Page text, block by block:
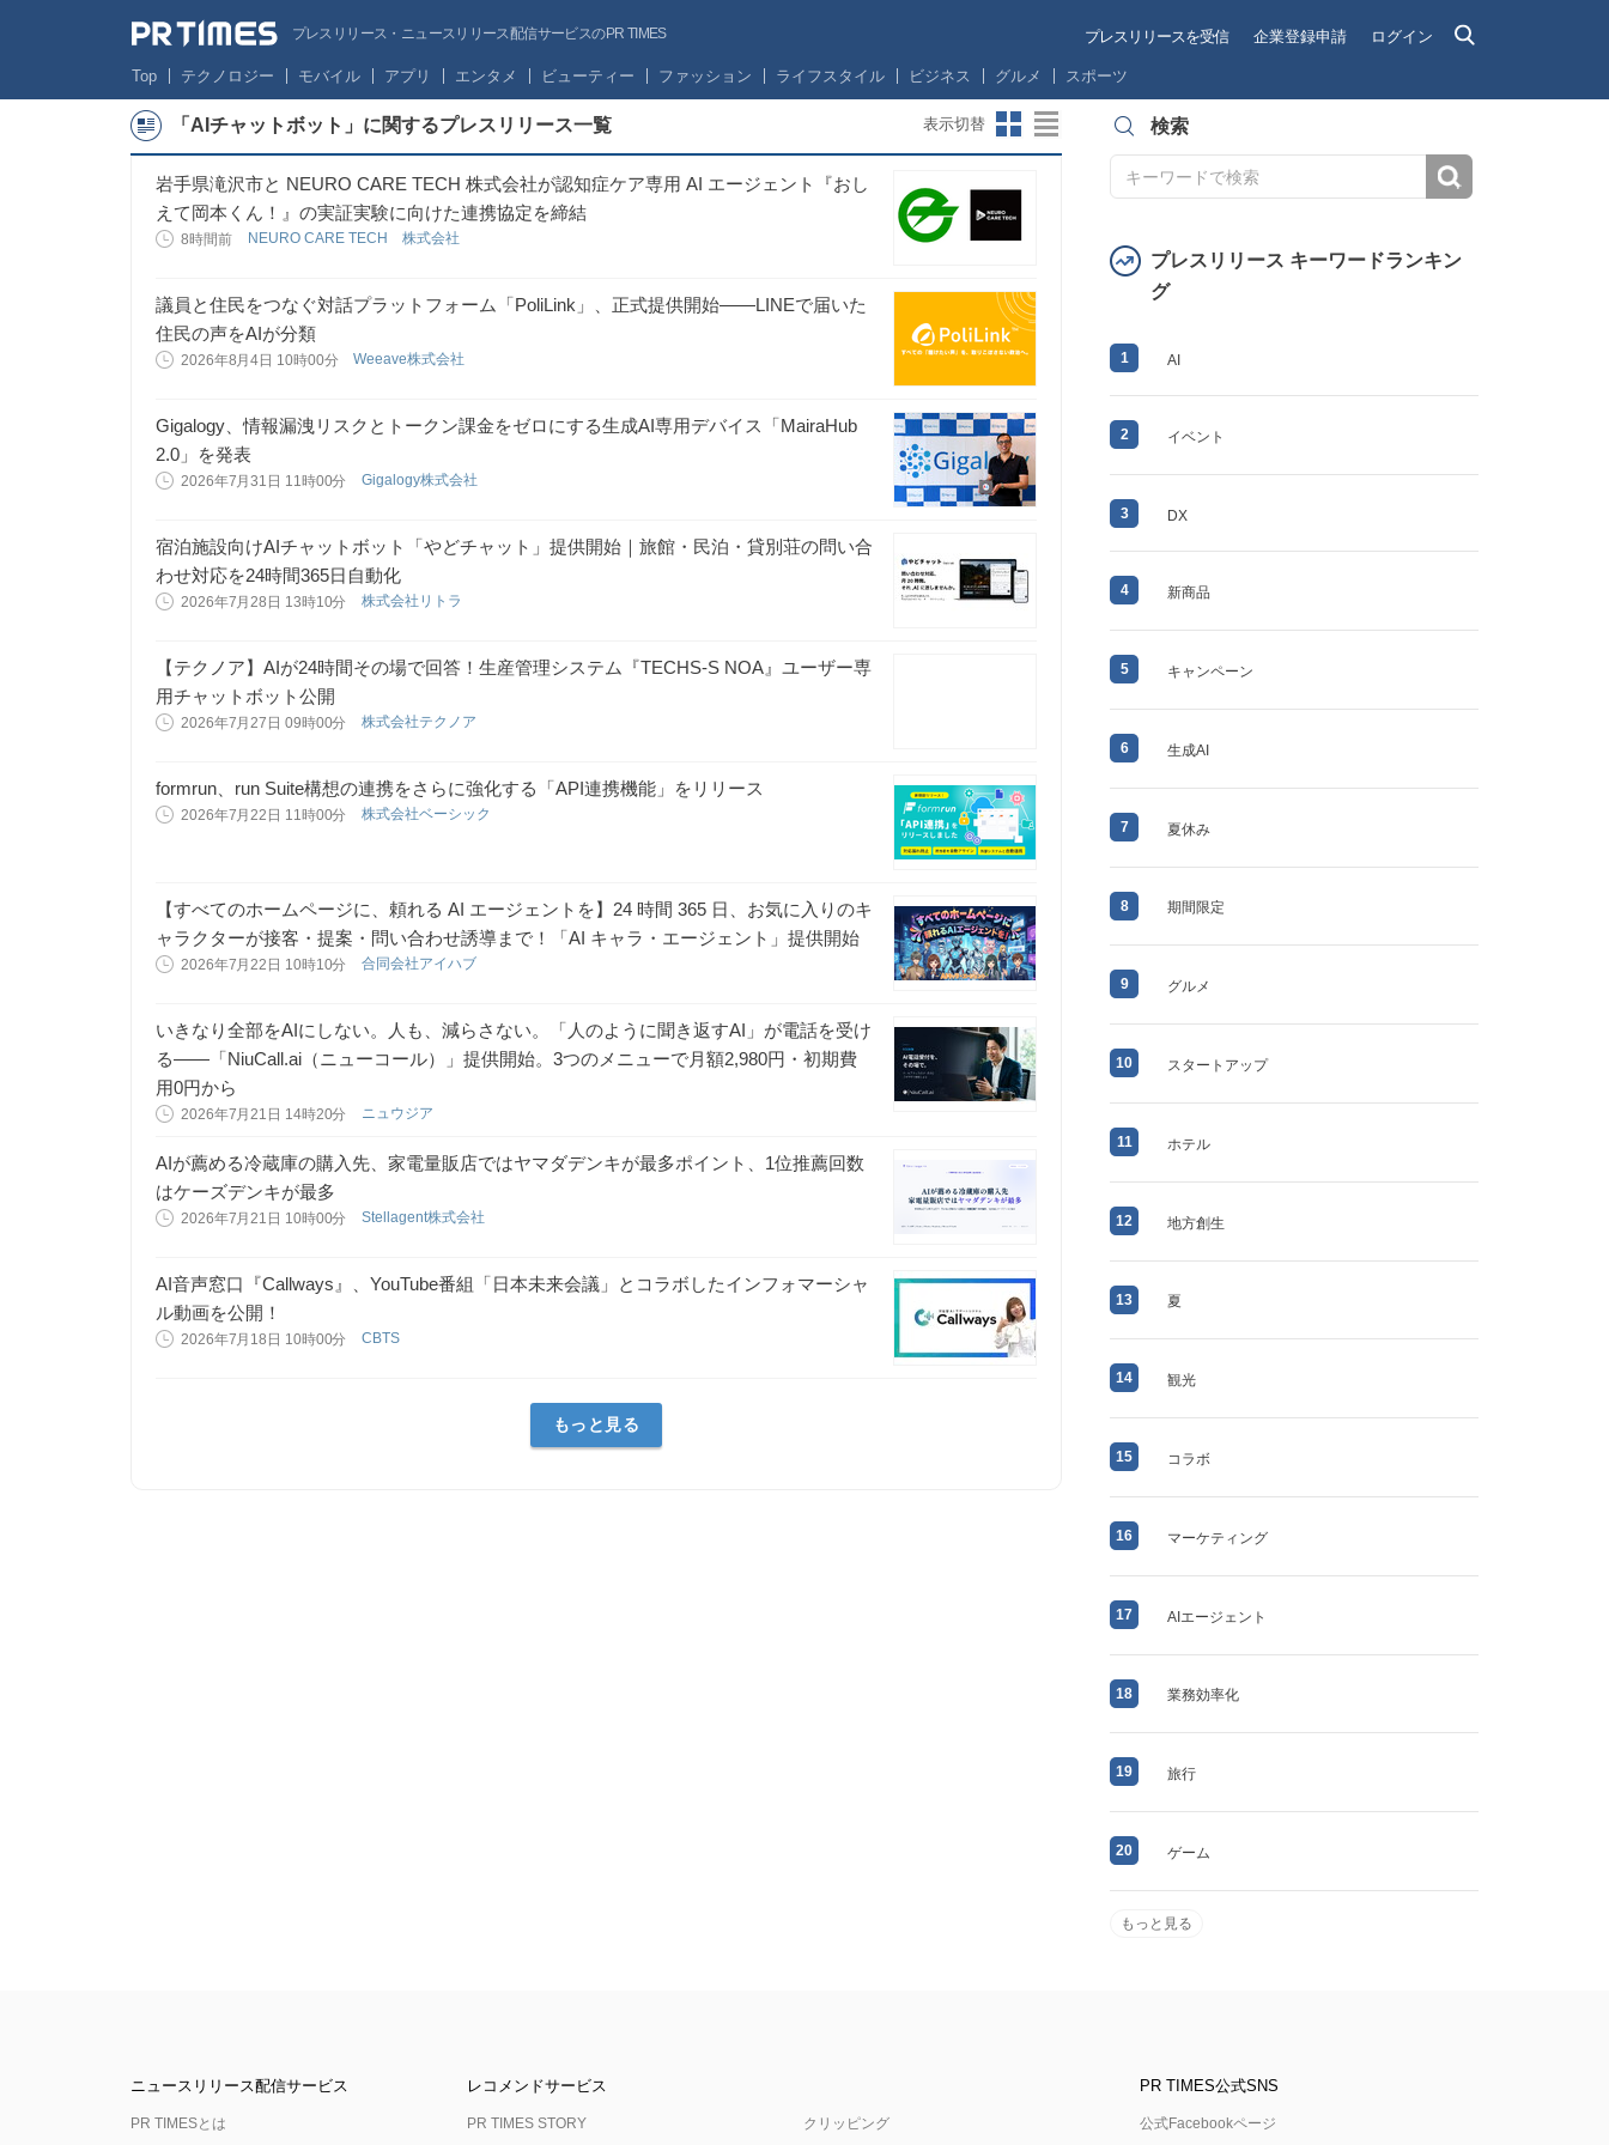
プレスリリース・ニュースリリース配信サービスのPR TIMES プレスリリースを受信 企業登録申請 ログイン
Top テクノロジー モバイル アプリ エンタメ ビューティー ファッション ライフスタイル ビジネス グルメ スポーツ
「AIチャットボット」に関するプレスリリース一覧 表示切替
岩手県滝沢市と NEURO CARE TECH 株式会社が認知症ケア専用 AI エージェント『おし
えて岡本くん！』の実証実験に向けた連携協定を締結
8時間前 NEURO CARE TECH 株式会社
議員と住民をつなぐ対話プラットフォーム「PoliLink」、正式提供開始――LINEで届いた
住民の声をAIが分類
2026年8月4日 10時00分 Weeave株式会社
Gigalogy、情報漏洩リスクとトークン課金をゼロにする生成AI専用デバイス「MairaHub
2.0」を発表
2026年7月31日 11時00分 Gigalogy株式会社
宿泊施設向けAIチャットボット「やどチャット」提供開始｜旅館・民泊・貸別荘の問い合
わせ対応を24時間365日自動化
2026年7月28日 13時10分 株式会社リトラ
【テクノア】AIが24時間その場で回答！生産管理システム『TECHS-S NOA』ユーザー専
用チャットボット公開
2026年7月27日 09時00分 株式会社テクノア
formrun、run Suite構想の連携をさらに強化する「API連携機能」をリリース
2026年7月22日 11時00分 株式会社ベーシック
【すべてのホームページに、頼れる AI エージェントを】24 時間 365 日、お気に入りのキ
ャラクターが接客・提案・問い合わせ誘導まで！「AI キャラ・エージェント」提供開始
2026年7月22日 10時10分 合同会社アイハブ
いきなり全部をAIにしない。人も、減らさない。「人のように聞き返すAI」が電話を受け
る――「NiuCall.ai（ニューコール）」提供開始。3つのメニューで月額2,980円・初期費
用0円から
2026年7月21日 14時20分 ニュウジア
AIが薦める冷蔵庫の購入先、家電量販店ではヤマダデンキが最多ポイント、1位推薦回数
はケーズデンキが最多
2026年7月21日 10時00分 Stellagent株式会社
AI音声窓口『Callways』、YouTube番組「日本未来会議」とコラボしたインフォマーシャ
ル動画を公開！
2026年7月18日 10時00分 CBTS
もっと見る
検索
プレスリリース キーワードランキン
グ
1 AI
2 イベント
3 DX
4 新商品
5 キャンペーン
6 生成AI
7 夏休み
8 期間限定
9 グルメ
10 スタートアップ
11 ホテル
12 地方創生
13 夏
14 観光
15 コラボ
16 マーケティング
17 AIエージェント
18 業務効率化
19 旅行
20 ゲーム
もっと見る
ニュースリリース配信サービス
PR TIMESとは
レコメンドサービス
PR TIMES STORY クリッピング
PR TIMES公式SNS
公式Facebookページ